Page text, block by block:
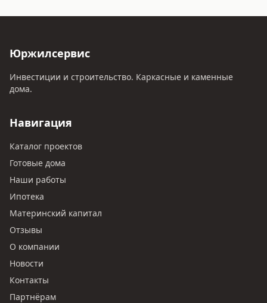
Юржилсервис
Инвестиции и строительство. Каркасные и каменные
дома.
Навигация
Каталог проектов
Готовые дома
Наши работы
Ипотека
Материнский капитал
Отзывы
О компании
Новости
Контакты
Партнёрам